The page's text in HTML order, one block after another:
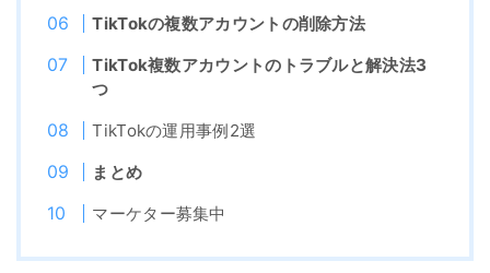
TikTokの複数アカウントの削除方法
TikTok複数アカウントのトラブルと解決法3
つ
TikTokの運用事例2選
まとめ
マーケター募集中